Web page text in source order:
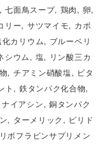
七面鳥スープ, 鶏肉, 卵,
リー, サツマイモ, カボ
カリウム, ブルーベリ
シウム, 塩, リン酸三カ
, チアミン硝酸塩, ビタ
ト, 鉄タンパク化合物,
イアシン, 銅タンパク
, ターメリック, ピリド
ボフラビンサプリメン